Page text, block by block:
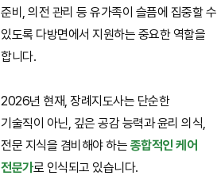
준비, 의전 관리 등 유가족이 슬픔에 집중할 수
있도록 다방면에서 지원하는 중요한 역할을
합니다.
2026년 현재, 장례지도사는 단순한
기술직이 아닌, 깊은 공감 능력과 윤리 의식,
전문 지식을 겸비해야 하는 종합적인 케어
전문가로 인식되고 있습니다.